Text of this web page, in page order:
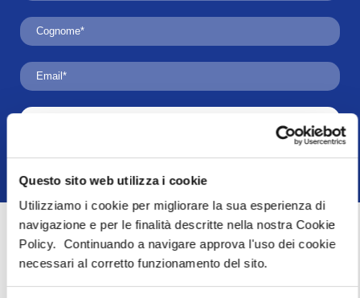
Questo sito web utilizza i cookie
Utilizziamo i cookie per migliorare la sua esperienza di
navigazione e per le finalità descritte nella nostra Cookie
Policy. Continuando a navigare approva l'uso dei cookie
necessari al corretto funzionamento del sito.
Se hai già trovato la tua
prossima destinazione o se
non sei ancora convinto su
l’Agenzia più vicina a te e